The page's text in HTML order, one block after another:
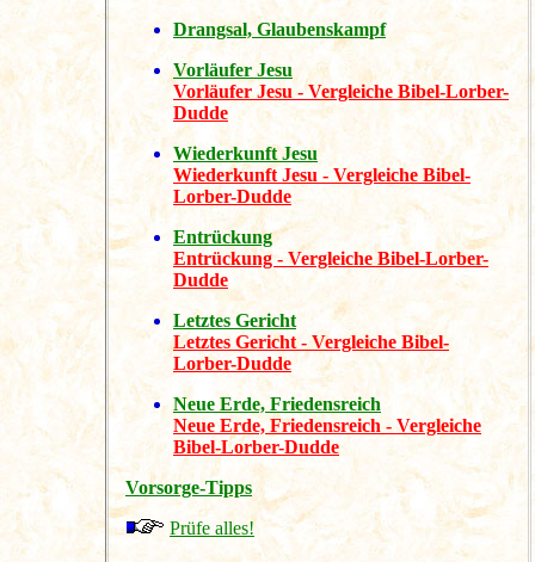
Drangsal, Glaubenskampf
Vorläufer Jesu
Vorläufer Jesu - Vergleiche Bibel-Lorber-
Dudde
Wiederkunft Jesu
Wiederkunft Jesu - Vergleiche Bibel-
Lorber-Dudde
Entrückung
Entrückung - Vergleiche Bibel-Lorber-
Dudde
Letztes Gericht
Letztes Gericht - Vergleiche Bibel-
Lorber-Dudde
Neue Erde, Friedensreich
Neue Erde, Friedensreich - Vergleiche
Bibel-Lorber-Dudde
Vorsorge-Tipps
Prüfe alles!